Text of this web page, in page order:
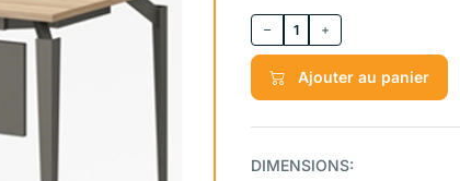
1
Ajouter au panier
DIMENSIONS: